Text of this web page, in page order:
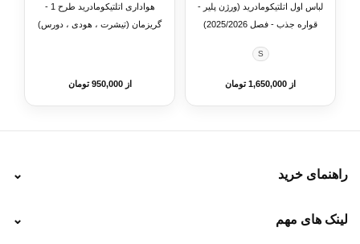
لباس اول اتلتیکومادرید (ورژن پلیر -
قواره جذب - فصل 2025/2026)
S
از 1,650,000 تومان
هواداری اتلتیکومادرید طرح 1 -
گریزمان (تیشرت ، هودی ، دورس)
از 950,000 تومان
راهنمای خرید ⌄
نحوه پرداخت
لینک های مهم ⌄